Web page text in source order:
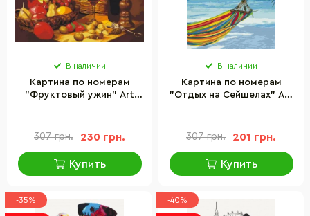
В наличии
Картина по номерам
"Фруктовый ужин" Art
307 грн. 230 грн.
Купить
В наличии
Картина по номерам
"Отдых на Сейшелах" Art
307 грн. 201 грн.
Купить
-35% -40%